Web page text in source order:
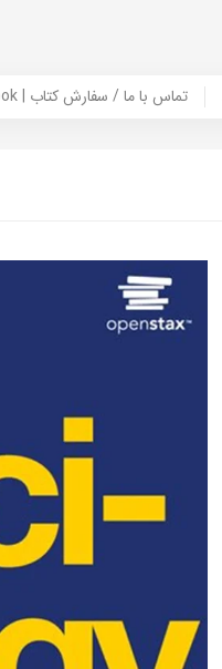
Contact Us / Order Book | تماس با ما / سفارش کتاب